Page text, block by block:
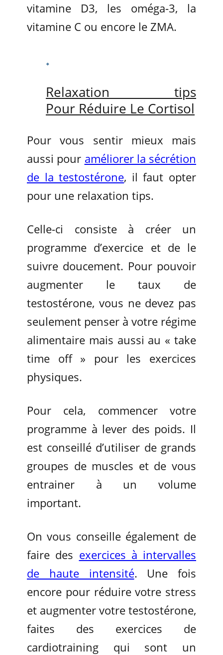
vitamine D3, les oméga-3, la
vitamine C ou encore le ZMA.
Relaxation tips
Pour Réduire Le Cortisol
Pour vous sentir mieux mais
aussi pour améliorer la sécrétion
de la testostérone, il faut opter
pour une relaxation tips.
Celle-ci consiste à créer un
programme d’exercice et de le
suivre doucement. Pour pouvoir
augmenter le taux de
testostérone, vous ne devez pas
seulement penser à votre régime
alimentaire mais aussi au « take
time off » pour les exercices
physiques.
Pour cela, commencer votre
programme à lever des poids. Il
est conseillé d’utiliser de grands
groupes de muscles et de vous
entrainer à un volume
important.
On vous conseille également de
faire des exercices à intervalles
de haute intensité. Une fois
encore pour réduire votre stress
et augmenter votre testostérone,
faites des exercices de
cardiotraining qui sont un